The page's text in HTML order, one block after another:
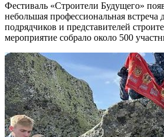
Фестиваль «Строители Будущего»
небольшая профессиональная встреча
подрядчиков и представителей
мероприятие собрало около 500